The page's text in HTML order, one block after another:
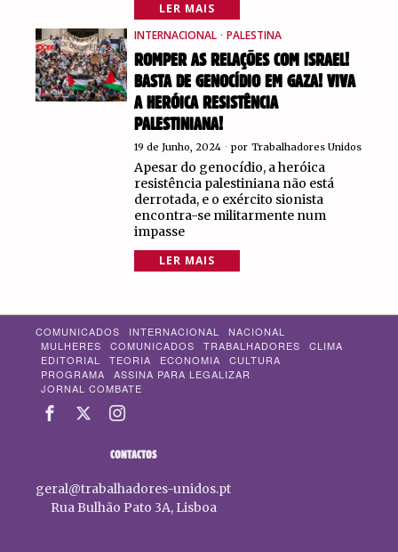
LER MAIS
INTERNACIONAL · PALESTINA
ROMPER AS RELAÇÕES COM ISRAEL!
BASTA DE GENOCÍDIO EM GAZA! VIVA
A HERÓICA RESISTÊNCIA
PALESTINIANA!
19 de Junho, 2024 por Trabalhadores Unidos
Apesar do genocídio, a heróica
resistência palestiniana não está
derrotada, e o exército sionista
encontra-se militarmente num
impasse
LER MAIS
COMUNICADOS INTERNACIONAL
NACIONAL
MULHERES
COMUNICADOS TRABALHADORES
CLIMA
EDITORIAL
TEORIA ECONOMIA
CULTURA
PROGRAMA
ASSINA PARA LEGALIZAR
JORNAL COMBATE
CONTACTOS
geral@trabalhadores-unidos.pt
Rua Bulhão Pato 3A, Lisboa